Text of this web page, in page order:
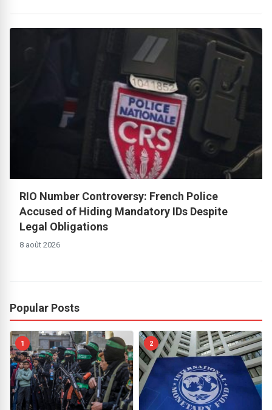
RIO Number Controversy: French Police
Accused of Hiding Mandatory IDs Despite
Legal Obligations
8 août 2026
Popular Posts
1 2